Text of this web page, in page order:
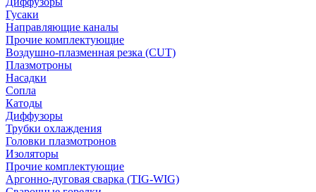
Гусаки
Направляющие каналы
Прочие комплектующие
Воздушно-плазменная резка (CUT)
Плазмотроны
Насадки
Сопла
Катоды
Диффузоры
Трубки охлаждения
Головки плазмотронов
Изоляторы
Прочие комплектующие
Аргонно-дуговая сварка (TIG-WIG)